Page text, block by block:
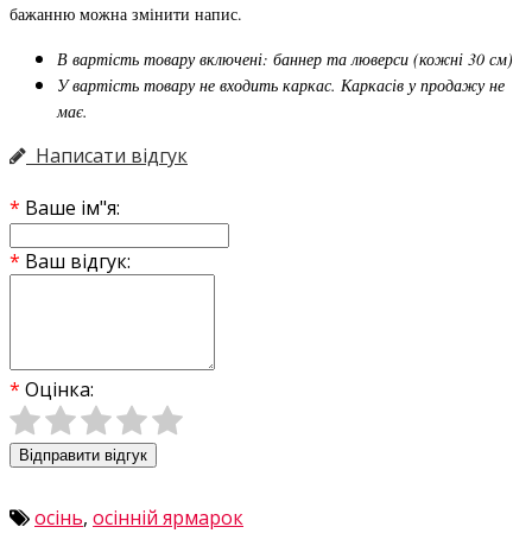
бажанню можна змінити напис.
В вартість товару включені: баннер та люверси (кожні 30 см)
У вартість товару не входить каркас. Каркасів у продажу не
має.
Написати відгук
Ваше ім"я:
Ваш відгук:
Оцінка:
Відправити відгук
осінь, осінній ярмарок